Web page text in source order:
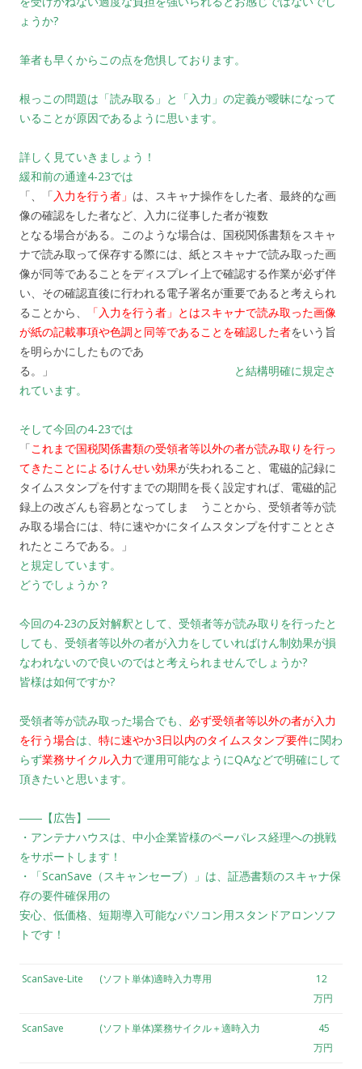
ょうか?
筆者も早くからこの点を危惧しております。
根っこの問題は「読み取る」と「入力」の定義が曖昧になって
いることが原因であるように思います。
詳しく見ていきましょう！
緩和前の通達4-23では
「、「 入力を行う者」 は、スキャナ操作をした者、最終的な画
像の確認をした者など、入力に従事した者が複数
となる場合がある。このような場合は、国税関係書類をスキャ
ナで読み取って保存する際には、紙とスキャナで読み取った画
像が同等であることをディスプレイ上で確認する作業が必ず伴
い、その確認直後に行われる電子署名が重要であると考えられ
ることから、
「入力を行う者」とはスキャナで読み取った画像
が紙の記載事項や色調と同等であることを確認した者をいう旨
を明らかにしたものであ
る。」
と結構明確に規定さ
れています。
そして今回の4-23では
「これまで国税関係書類の受領者等以外の者が読み取りを行っ
てきたことによるけんせい効果が失われること、電磁的記録に
タイムスタンプを付すまでの期間を長く設定すれば、電磁的記
録上の改ざんも容易となってしま うことから、受領者等が読
み取る場合には、特に速やかにタイムスタンプを付すこととさ
れたところである。」
と規定しています。
どうでしょうか？
今回の4-23の反対解釈として、受領者等が読み取りを行ったと
しても、受領者等以外の者が入力をしていればけん制効果が損
なわれないので良いのではと考えられませんでしょうか?
皆様は如何ですか?
受領者等が読み取った場合でも、 必ず受領者等以外の者が入力
を行う場合は、 特に速やか3日以内のタイムスタンプ要件に関わ
らず業務サイクル入力で運用可能なようにQAなどで明確にして
頂きたいと思います。
――【広告】――
・アンテナハウスは、中小企業皆様のペーパレス経理への挑戦
をサポートします！
・「ScanSave（スキャンセーブ）」は、証憑書類のスキャナ保
存の要件確保用の
安心、低価格、短期導入可能なパソコン用スタンドアロンソフ
トです！
ScanSave-Lite (ソフト単体)適時入力専用
12
万円
ScanSave (ソフト単体)業務サイクル＋適時入力
45
万円